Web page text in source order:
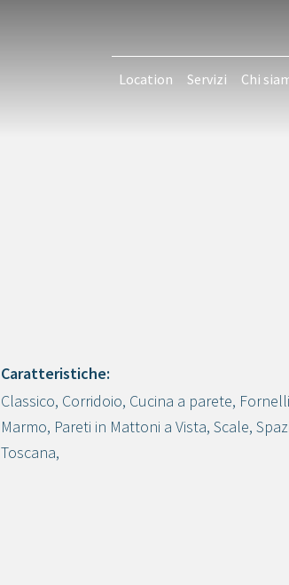
Location Servizi Chi
Crea progetto
Caratteristiche:
Classico, Corridoio, Cucina a parete,
Marmo, Pareti in Mattoni a Vista, Scale,
Toscana,